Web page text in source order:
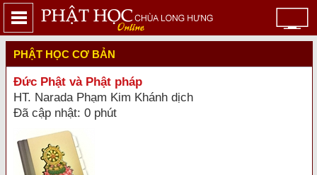
PHẬT HỌC CƠ BẢN
Đức Phật và Phật pháp
HT. Narada Phạm Kim Khánh dịch
Đã cập nhật: 0 phút